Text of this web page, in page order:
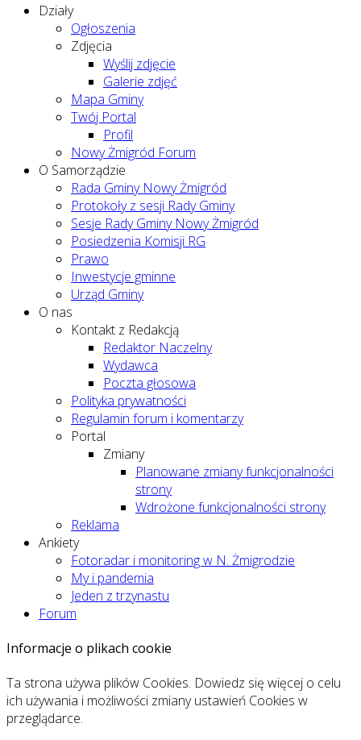
Działy
Ogłoszenia
Zdjęcia
Wyślij zdjęcie
Galerie zdjęć
Mapa Gminy
Twój Portal
Profil
Nowy Żmigród Forum
O Samorządzie
Rada Gminy Nowy Żmigród
Protokoły z sesji Rady Gminy
Sesje Rady Gminy Nowy Żmigród
Posiedzenia Komisji RG
Prawo
Inwestycje gminne
Urząd Gminy
O nas
Kontakt z Redakcją
Redaktor Naczelny
Wydawca
Poczta głosowa
Polityka prywatności
Regulamin forum i komentarzy
Portal
Zmiany
Planowane zmiany funkcjonalności
strony
Wdrożone funkcjonalności strony
Reklama
Ankiety
Fotoradar i monitoring w N. Żmigrodzie
My i pandemia
Jeden z trzynastu
Forum
Informacje o plikach cookie
Ta strona używa plików Cookies. Dowiedz się więcej o celu
ich używania i możliwości zmiany ustawień Cookies w
przeglądarce.